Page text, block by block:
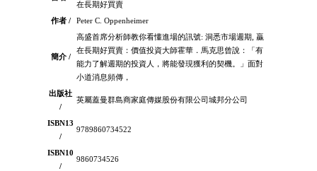
在長期好買賣
作者 /
Peter C. Oppenheimer
簡介 /
高盛首席分析師教你看懂進場的訊號: 洞悉市場週期, 贏
在長期好買賣：價值投資大師霍華．馬克思曾說：「有
能力了解週期的投資人，將能發現獲利的契機。」面對
小道消息頻傳，
出版社
/
英屬蓋曼群島商家庭傳媒股份有限公司城邦分公司
ISBN13
/
9789860734522
ISBN10
/
9860734526